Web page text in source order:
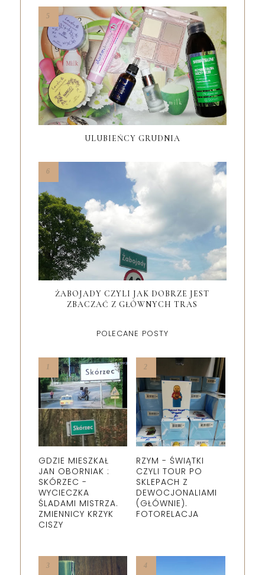
ULUBIEŃCY GRUDNIA
ŻABOJADY CZYLI JAK DOBRZE JEST
ZBACZAĆ Z GŁÓWNYCH TRAS
POLECANE POSTY
GDZIE MIESZKAŁ
JAN OBORNIAK :
SKÓRZEC -
WYCIECZKA
ŚLADAMI MISTRZA.
ZMIENNICY KRZYK
CISZY
RZYM - ŚWIĄTKI
CZYLI TOUR PO
SKLEPACH Z
DEWOCJONALIAMI
(GŁÓWNIE).
FOTORELACJA